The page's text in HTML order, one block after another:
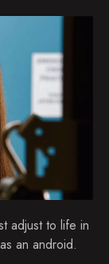
adjust to life in
an android.